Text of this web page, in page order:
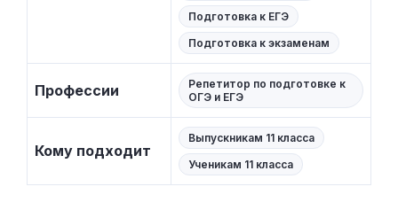
Подготовка к ЕГЭ
Подготовка к экзаменам
Профессии
Репетитор по подготовке к
ОГЭ и ЕГЭ
Кому подходит
Выпускникам 11 класса
Ученикам 11 класса